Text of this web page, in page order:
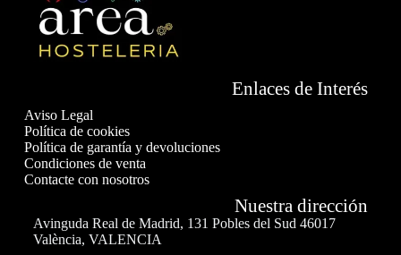
Enlaces de Interés
Aviso Legal
Política de cookies
Política de garantía y devoluciones
Condiciones de venta
Contacte con nosotros
Nuestra dirección
Avinguda Real de Madrid, 131 Pobles del Sud 46017
València, VALENCIA